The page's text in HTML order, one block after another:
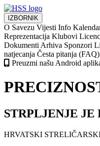
IZBORNIK
O Savezu Vijesti Info
Reprezentacija Klubovi
Dokumenti Arhiva Sponzori
natjecanja Česta pitanja (FAQ)
Preuzmi našu Android
STRPLJENJE JE
HRVATSKI